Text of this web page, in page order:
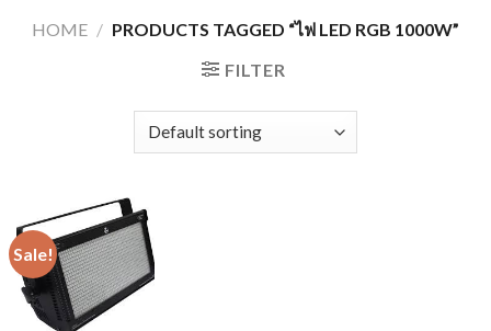
HOME / PRODUCTS TAGGED “ไฟ LED RGB 1000W”
FILTER
Sale!